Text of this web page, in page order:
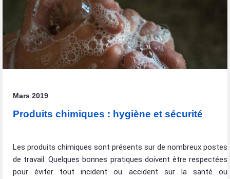
Mars 2019
Produits chimiques : hygiène et sécurité
Les produits chimiques sont présents sur de nombreux postes
de travail. Quelques bonnes pratiques doivent être respectées
pour éviter tout incident ou accident sur la santé ou